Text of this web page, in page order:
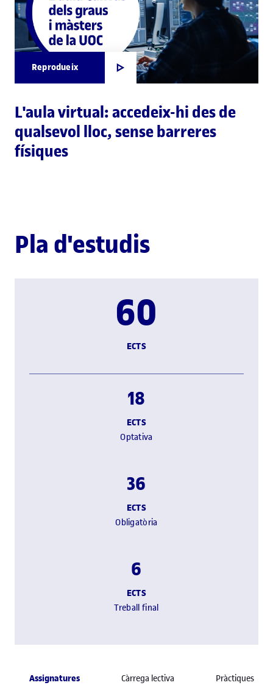
Reprodueix
L'aula virtual: accedeix-hi des de
qualsevol lloc, sense barreres
físiques
Pla d'estudis
60
ECTS
18
ECTS
Optativa
36
ECTS
Obligatòria
6
ECTS
Treball final
Assignatures Càrrega lectiva Pràctiques